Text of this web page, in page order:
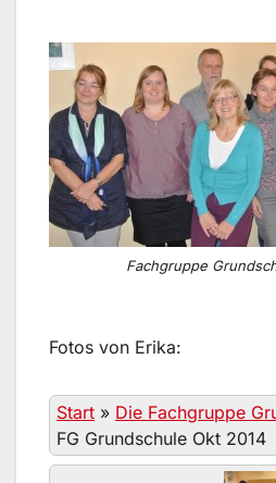
Fachgruppe
Fotos von Erika:
Start » Die Fachgruppe
FG Grundschule Okt 2014